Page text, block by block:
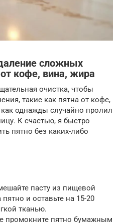
сложных
кофе, вина, жира
очистка, чтобы
такие как пятна от кофе,
однажды случайно пролил
К счастью, я быстро
пятно без каких-либо
пасту из пищевой
и оставьте на 15-20
тканью.
промокните пятно бумажным